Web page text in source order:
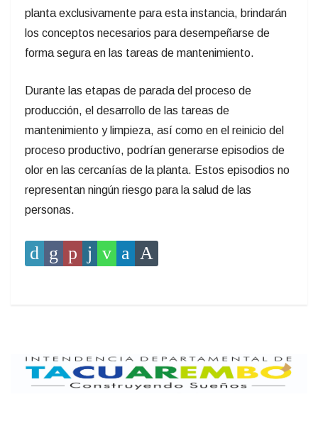
planta exclusivamente para esta instancia, brindarán
los conceptos necesarios para desempeñarse de
forma segura en las tareas de mantenimiento.
Durante las etapas de parada del proceso de
producción, el desarrollo de las tareas de
mantenimiento y limpieza, así como en el reinicio del
proceso productivo, podrían generarse episodios de
olor en las cercanías de la planta. Estos episodios no
representan ningún riesgo para la salud de las
personas.